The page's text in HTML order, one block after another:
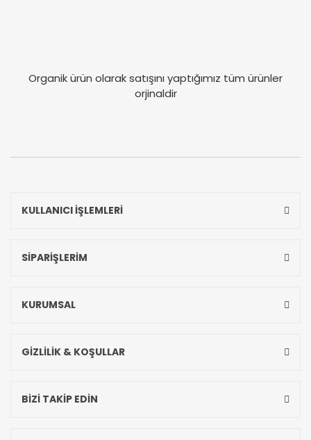
Organik ürün olarak satışını yaptığımız tüm ürünler
orjinaldir
KULLANICI İŞLEMLERİ
SİPARİŞLERİM
KURUMSAL
GİZLİLİK & KOŞULLAR
BİZİ TAKİP EDİN